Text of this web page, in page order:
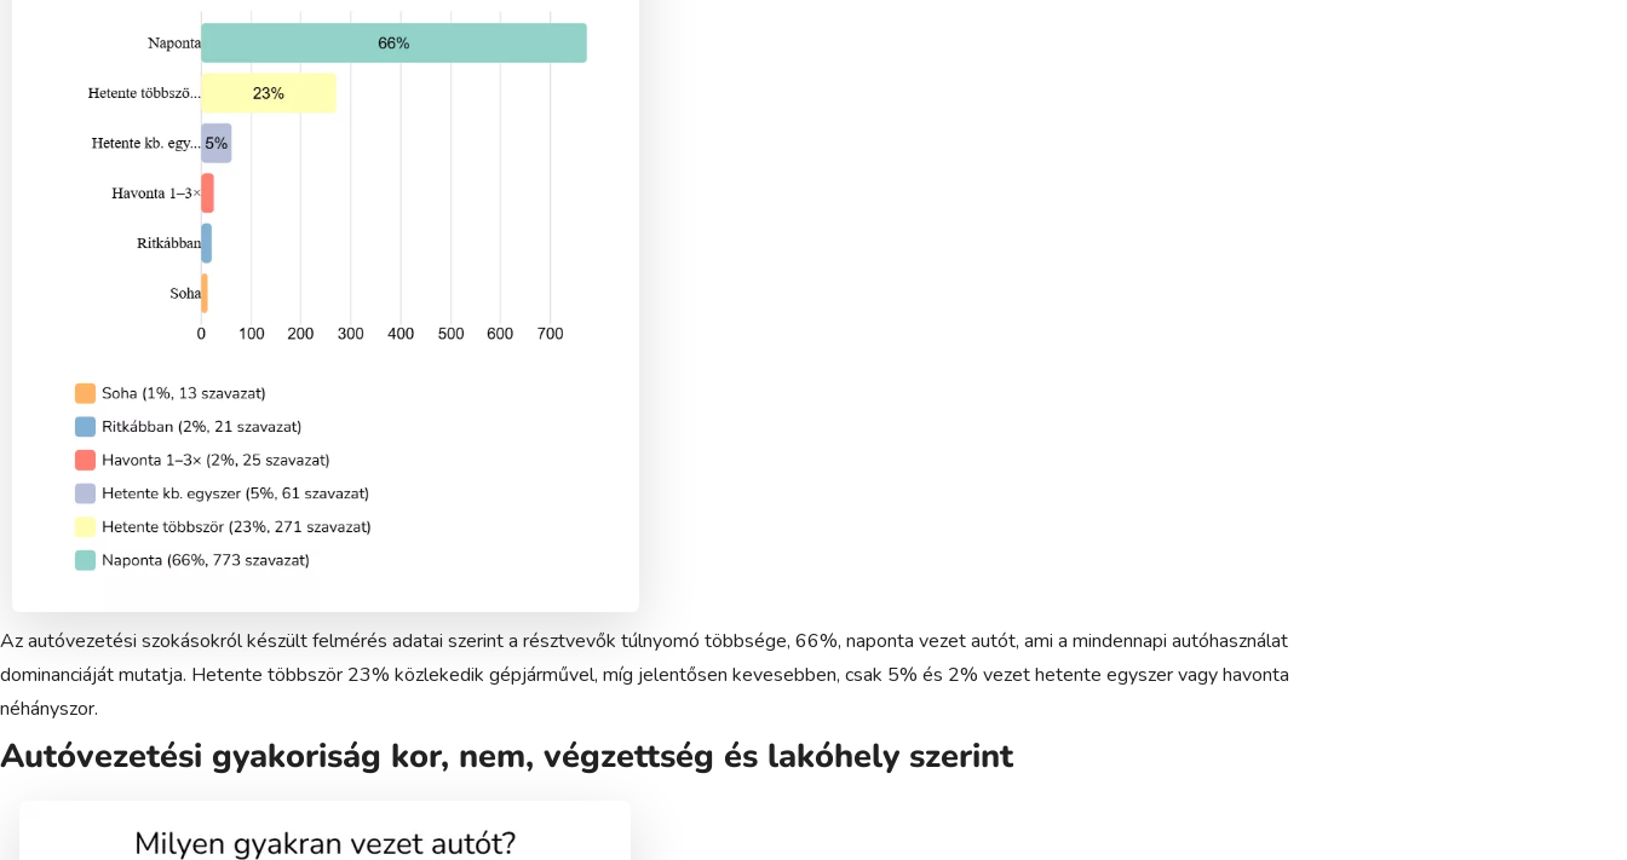
Az autóvezetési szokásokról készült felmérés adatai szerint a résztvevők túlnyomó többsége, 66%, naponta vezet autót, ami a mindennapi autóhasználat
dominanciáját mutatja. Hetente többször 23% közlekedik gépjárművel, míg jelentősen kevesebben, csak 5% és 2% vezet hetente egyszer vagy havonta
néhányszor.
Autóvezetési gyakoriság kor, nem, végzettség és lakóhely szerint